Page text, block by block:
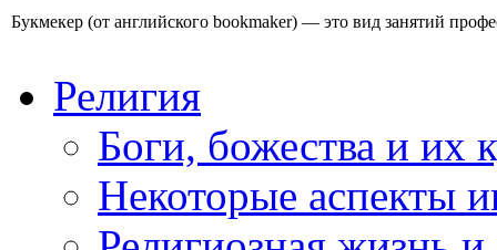
Букмекер (от английского bookmaker) — это вид занятий
Религия
Боги, божества и их
Некоторые аспекты